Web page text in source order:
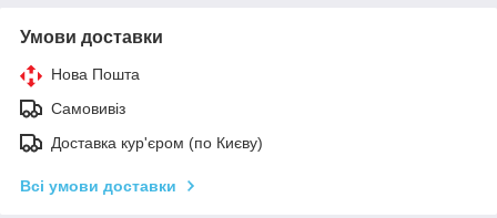
Умови доставки
Нова Пошта
Самовивіз
Доставка кур'єром (по Києву)
Всі умови доставки